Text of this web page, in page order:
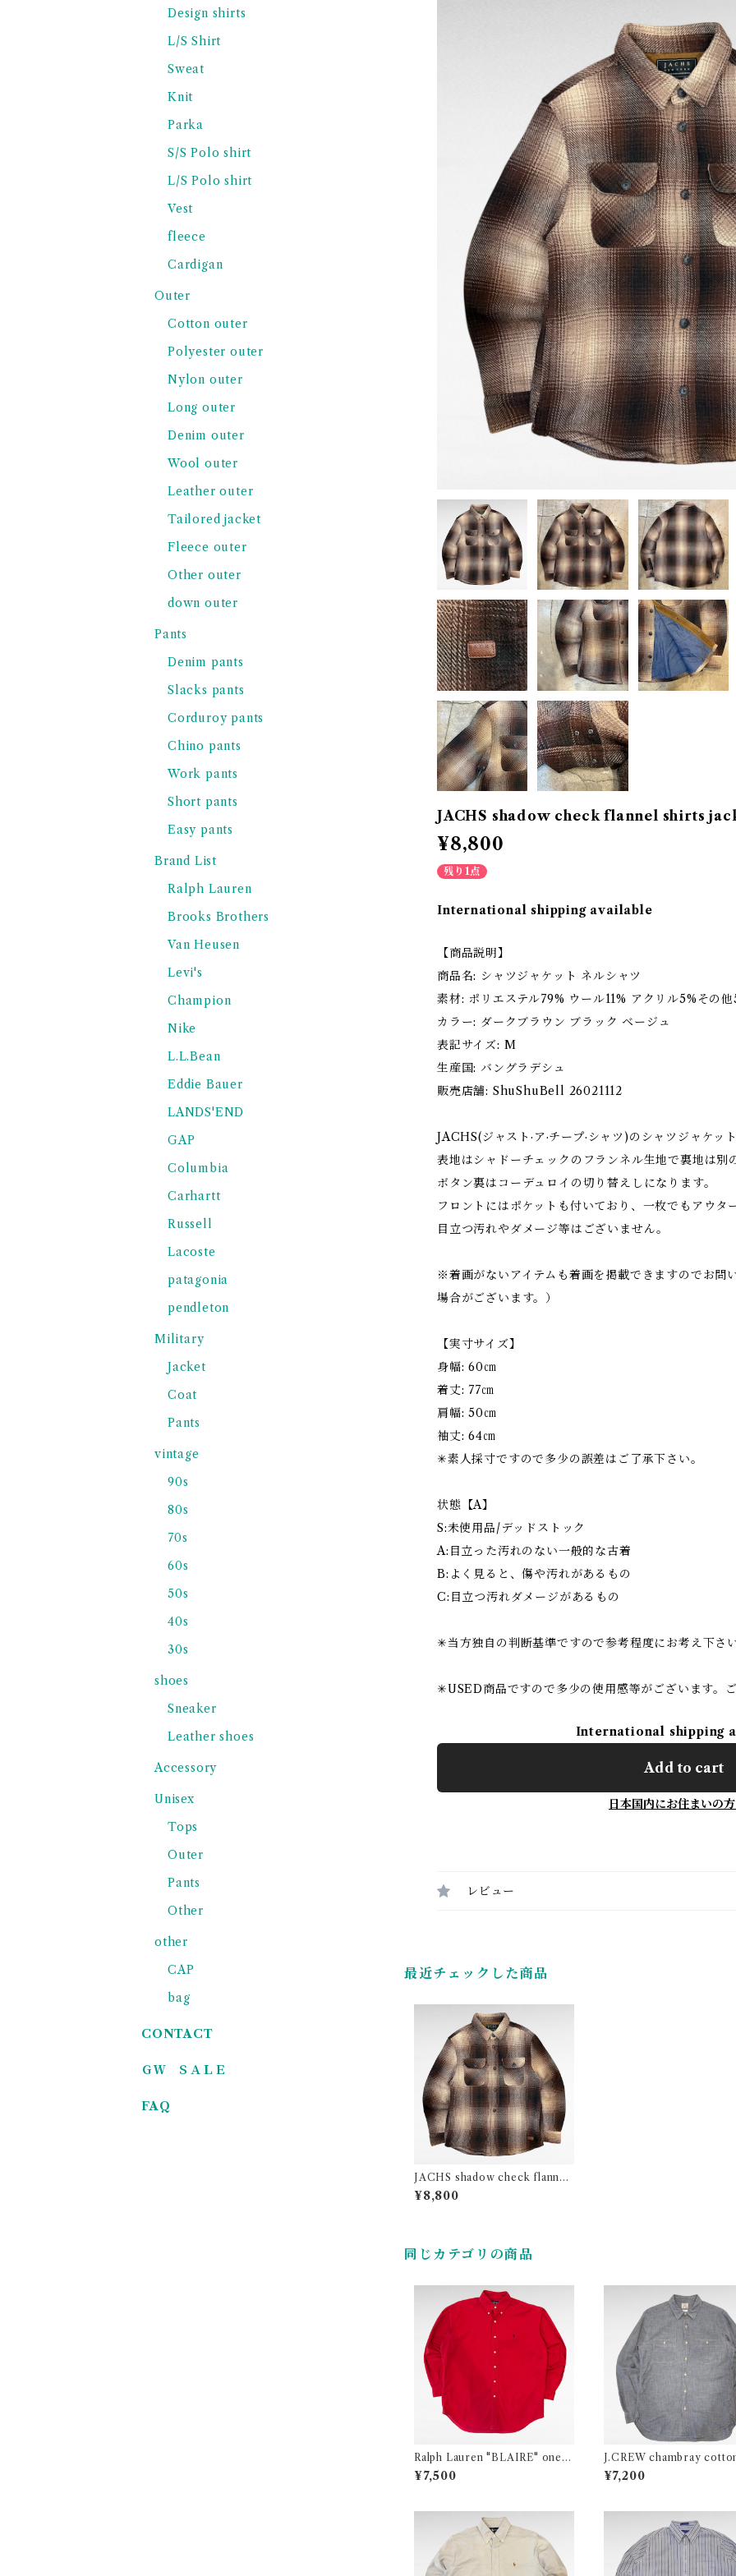
JACHS shadow check flannel shirts
¥8,800
残り1点
International shipping available
【商品説明】
商品名: シャツジャケット ネルシャツ
素材: ポリエステル79% ウール11% アクリル5%その他
カラー: ダークブラウン ブラック ベージュ
表記サイズ: M
生産国: バングラデシュ
販売店舗: ShuShuBell 26021112
JACHS(ジャスト·ア·チープ·シャツ)のシャツジャケット
表地はシャドーチェックのフランネル生地で裏地は別
ボタン裏はコーデュロイの切り替えしになります。
フロントにはポケットも付いており、一枚でもアウタ
目立つ汚れやダメージ等はございません。
※着画がないアイテムも着画を掲載できますのでお問
場合がございます。）
【実寸サイズ】
身幅: 60㎝
着丈: 77㎝
肩幅: 50㎝
袖丈: 64㎝
✳︎素人採寸ですので多少の誤差はご了承下さい。
状態【A】
S:未使用品/デッドストック
A:目立った汚れのない一般的な古着
B:よく見ると、傷や汚れがあるもの
C:目立つ汚れダメージがあるもの
✳︎当方独自の判断基準ですので参考程度にお考え下さい
✳︎USED商品ですので多少の使用感等がございます。
International shipping
Add to cart
日本国内にお住まいの
レビュー
最近チェックした商品
JACHS shadow check flannel
shirts jacket
¥8,800
同じカテゴリの商品
Ralph Lauren "BLAIRE" one p
oint logo cotton BD shirt
¥7,500
J.CREW chambray
t
¥7,200
Design shirts
L/S Shirt
Sweat
Knit
Parka
S/S Polo shirt
L/S Polo shirt
Vest
fleece
Cardigan
Outer
Cotton outer
Polyester outer
Nylon outer
Long outer
Denim outer
Wool outer
Leather outer
Tailored jacket
Fleece outer
Other outer
down outer
Pants
Denim pants
Slacks pants
Corduroy pants
Chino pants
Work pants
Short pants
Easy pants
Brand List
Ralph Lauren
Brooks Brothers
Van Heusen
Levi's
Champion
Nike
L.L.Bean
Eddie Bauer
LANDS'END
GAP
Columbia
Carhartt
Russell
Lacoste
patagonia
pendleton
Military
Jacket
Coat
Pants
vintage
90s
80s
70s
60s
50s
40s
30s
shoes
Sneaker
Leather shoes
Accessory
Unisex
Tops
Outer
Pants
Other
other
CAP
bag
CONTACT
ＧＷ ＳＡＬＥ
FAQ